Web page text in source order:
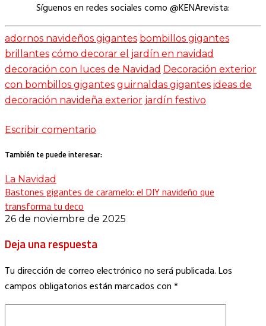
Síguenos en redes sociales como @KENArevista:
adornos navideños gigantes bombillos gigantes
brillantes cómo decorar el jardín en navidad
decoración con luces de Navidad Decoración exterior
con bombillos gigantes guirnaldas gigantes ideas de
decoración navideña exterior jardín festivo
Escribir comentario
También te puede interesar:
La Navidad
Bastones gigantes de caramelo: el DIY navideño que
transforma tu deco
26 de noviembre de 2025
Deja una respuesta
Tu dirección de correo electrónico no será publicada.Los
campos obligatorios están marcados con*